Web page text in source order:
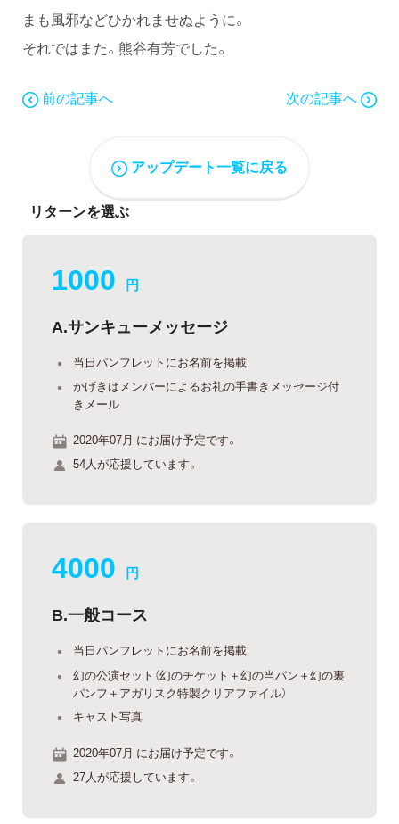
まも風邪などひかれませぬように。
それではまた。熊谷有芳でした。
前の記事へ 次の記事へ
アップデート一覧に戻る
リターンを選ぶ
1000 円
A.サンキューメッセージ
当日パンフレットにお名前を掲載
かげきはメンバーによるお礼の手書きメッセージ付
きメール
2020年07月 にお届け予定です。
54人が応援しています。
4000 円
B.一般コース
当日パンフレットにお名前を掲載
幻の公演セット（幻のチケット＋幻の当パン＋幻の裏
パンフ＋アガリスク特製クリアファイル）
キャスト写真
2020年07月 にお届け予定です。
27人が応援しています。